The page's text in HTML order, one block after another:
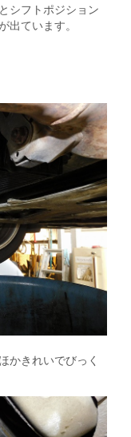
シフトポジション
出ています。
かきれいでびっく